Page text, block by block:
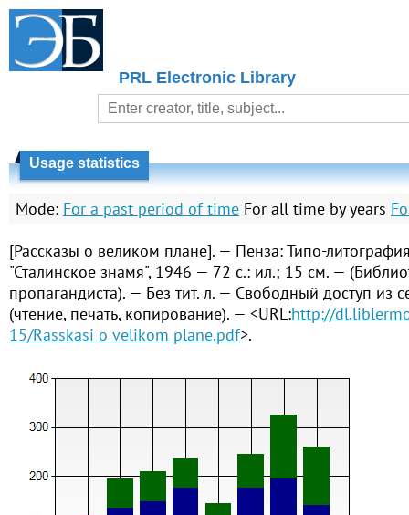
PRL Electronic Library
Usage statistics
Mode: For a past period of time For all time by years
[Рассказы о великом плане]. — Пенза: Типо-
"Сталинское знамя", 1946 — 72 с.: ил.; 15 см. —
пропагандиста). — Без тит. л. — Свободный доступ из
(чтение, печать, копирование). — <URL:http://
15/Rasskasi o velikom plane.pdf>.